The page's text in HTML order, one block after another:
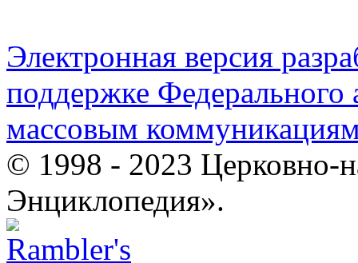
Электронная версия
поддержке Федерального
массовым
© 1998 - 2023 Церковно-
Энциклопедия».